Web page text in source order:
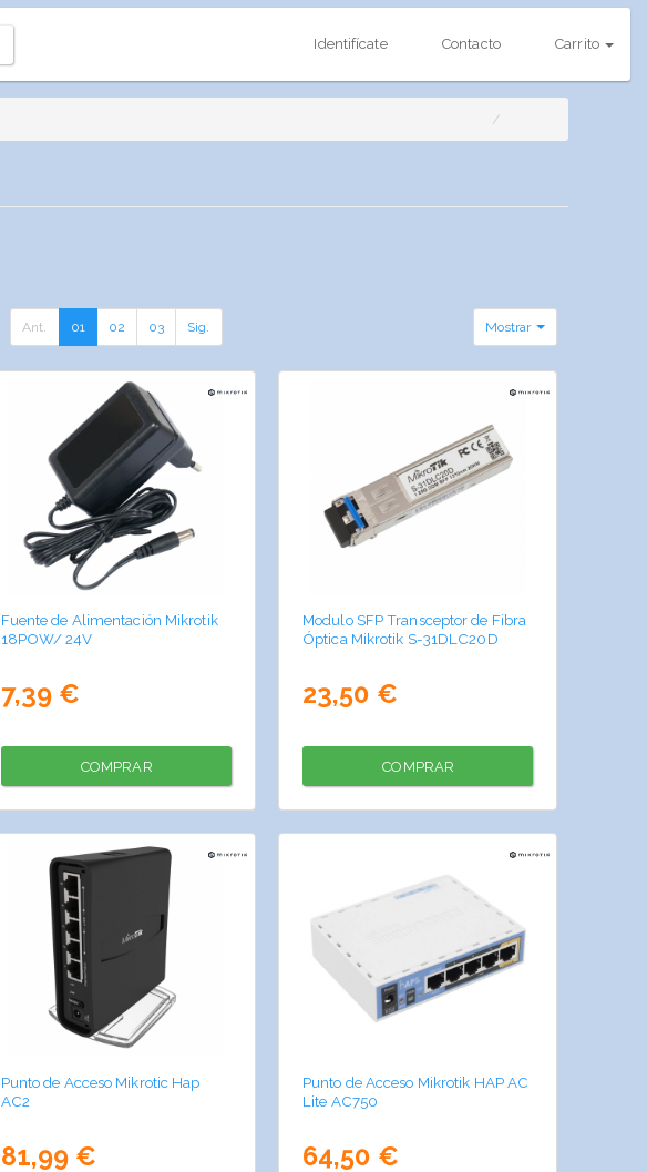
Identifícate Contacto Carrito
Ant. 01 02 03 Sig. Mostrar
Fuente de Alimentación Mikrotik
18POW/ 24V
7,39 €
COMPRAR
Modulo SFP Transceptor de Fibra
Óptica Mikrotik S-31DLC20D
23,50 €
COMPRAR
Punto de Acceso Mikrotic Hap
AC2
81,99 €
Punto de Acceso Mikrotik HAP AC
Lite AC750
64,50 €